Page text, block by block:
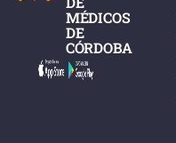
MÉDICOS
DE
CÓRDOBA